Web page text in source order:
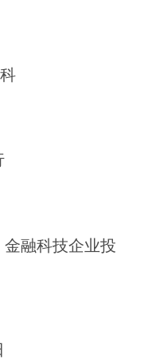
融科技企业投